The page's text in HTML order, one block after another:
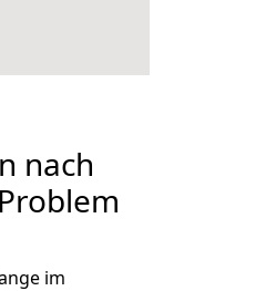
nach
im